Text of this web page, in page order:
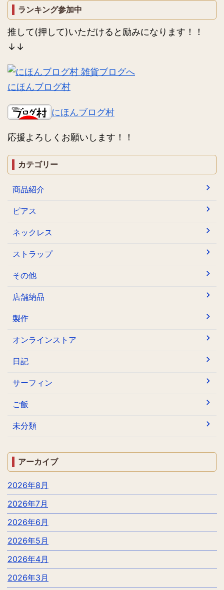
ランキング参加中
推して(押して)いただけると励みになります！！
↓↓
にほんブログ村
にほんブログ村
応援よろしくお願いします！！
カテゴリー
商品紹介
ピアス
ネックレス
ストラップ
その他
店舗納品
製作
オンラインストア
日記
サーフィン
ご飯
未分類
アーカイブ
2026年8月
2026年7月
2026年6月
2026年5月
2026年4月
2026年3月